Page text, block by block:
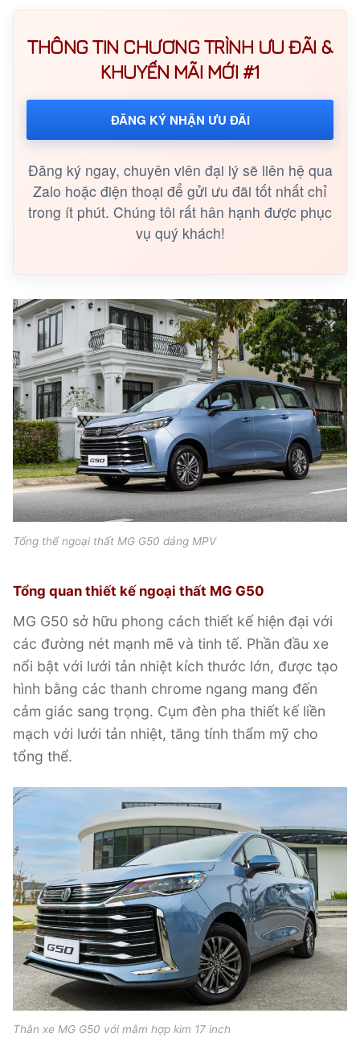
THÔNG TIN CHƯƠNG TRÌNH ƯU ĐÃI &
KHUYẾN MÃI MỚI #1
ĐĂNG KÝ NHẬN ƯU ĐÃI
Đăng ký ngay, chuyên viên đại lý sẽ liên hệ qua
Zalo hoặc điện thoại để gửi ưu đãi tốt nhất chỉ
trong ít phút. Chúng tôi rất hân hạnh được phục
vụ quý khách!
Tổng thể ngoại thất MG G50 dáng MPV
Tổng quan thiết kế ngoại thất MG G50
MG G50 sở hữu phong cách thiết kế hiện đại với
các đường nét mạnh mẽ và tinh tế. Phần đầu xe
nổi bật với lưới tản nhiệt kích thước lớn, được tạo
hình bằng các thanh chrome ngang mang đến
cảm giác sang trọng. Cụm đèn pha thiết kế liền
mạch với lưới tản nhiệt, tăng tính thẩm mỹ cho
tổng thể.
Thân xe MG G50 với mâm hợp kim 17 inch